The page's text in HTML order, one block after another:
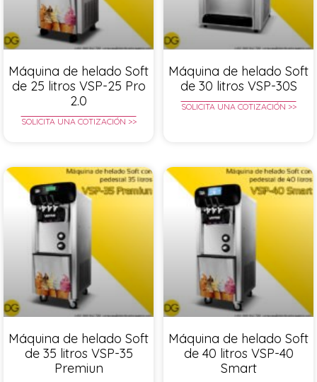
Máquina de helado Soft
de 25 litros VSP-25 Pro
2.0
SOLICITA UNA COTIZACIÓN >>
Máquina de helado Soft
de 30 litros VSP-30S
SOLICITA UNA COTIZACIÓN >>
Máquina de helado Soft
de 35 litros VSP-35
Premiun
Máquina de helado Soft
de 40 litros VSP-40
Smart